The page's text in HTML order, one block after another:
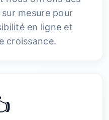
mesure pour
en ligne et
croissance.